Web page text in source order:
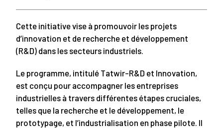
Cette initiative vise à promouvoir les projets
d’innovation et de recherche et développement
(R&D) dans les secteurs industriels.
Le programme, intitulé Tatwir-R&D et Innovation,
est conçu pour accompagner les entreprises
industrielles à travers différentes étapes cruciales,
telles que la recherche et le développement, le
prototypage, et l’industrialisation en phase pilote. Il